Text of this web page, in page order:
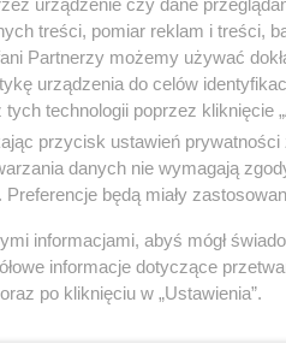
100 tys. naszych
absencję -
osób.
funkcjonariusze
ubiegłej doby ok. 190
realizowane - zapewnił.
Reklama
zapowiedział, że zalecił
treści, pomiar reklam i treści,
Partnerzy możemy używać
urządzenia do celów
technologii poprzez kliknięcie
przycisk ustawień
danych nie wymagają
będą miały
informacjami, abyś mógł
informacje dotyczące
oraz po kliknięciu w „Ustawienia”.